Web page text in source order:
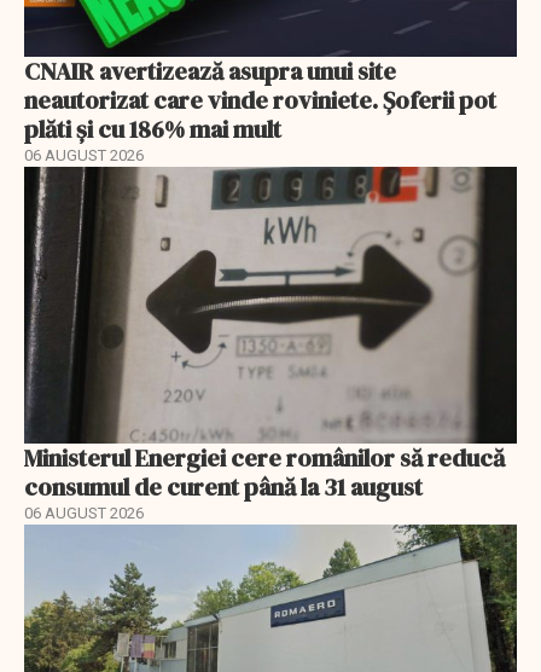
CNAIR avertizează asupra unui site
neautorizat care vinde roviniete. Șoferii pot
plăti și cu 186% mai mult
06 AUGUST 2026
Ministerul Energiei cere românilor să reducă
consumul de curent până la 31 august
06 AUGUST 2026